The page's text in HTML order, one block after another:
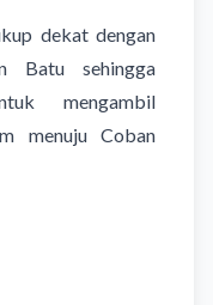
dekat dengan
Batu sehingga
mengambil
menuju Coban